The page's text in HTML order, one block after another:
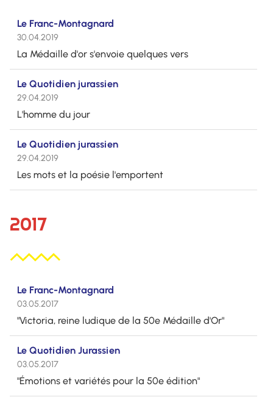
Le Franc-Montagnard
30.04.2019
La Médaille d'or s'envoie quelques vers
Le Quotidien jurassien
29.04.2019
L'homme du jour
Le Quotidien jurassien
29.04.2019
Les mots et la poésie l'emportent
2017
Le Franc-Montagnard
03.05.2017
"Victoria, reine ludique de la 50e Médaille d'Or"
Le Quotidien Jurassien
03.05.2017
"Émotions et variétés pour la 50e édition"